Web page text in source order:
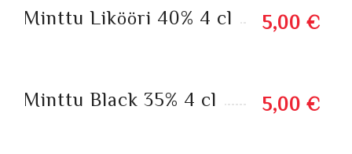
Minttu Likööri 40% 4 cl 5,00 €
Minttu Black 35% 4 cl 5,00 €